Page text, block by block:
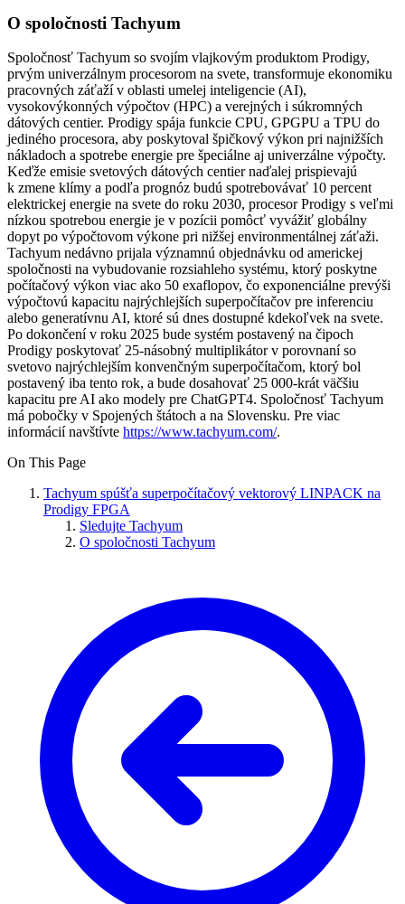
O spoločnosti Tachyum
Spoločnosť Tachyum so svojím vlajkovým produktom Prodigy,
prvým univerzálnym procesorom na svete, transformuje ekonomiku
pracovných záťaží v oblasti umelej inteligencie (AI),
vysokovýkonných výpočtov (HPC) a verejných i súkromných
dátových centier. Prodigy spája funkcie CPU, GPGPU a TPU do
jediného procesora, aby poskytoval špičkový výkon pri najnižších
nákladoch a spotrebe energie pre špeciálne aj univerzálne výpočty.
Keďže emisie svetových dátových centier naďalej prispievajú
k zmene klímy a podľa prognóz budú spotrebovávať 10 percent
elektrickej energie na svete do roku 2030, procesor Prodigy s veľmi
nízkou spotrebou energie je v pozícii pomôcť vyvážiť globálny
dopyt po výpočtovom výkone pri nižšej environmentálnej záťaži.
Tachyum nedávno prijala významnú objednávku od americkej
spoločnosti na vybudovanie rozsiahleho systému, ktorý poskytne
počítačový výkon viac ako 50 exaflopov, čo exponenciálne prevýši
výpočtovú kapacitu najrýchlejších superpočítačov pre inferenciu
alebo generatívnu AI, ktoré sú dnes dostupné kdekoľvek na svete.
Po dokončení v roku 2025 bude systém postavený na čipoch
Prodigy poskytovať 25-násobný multiplikátor v porovnaní so
svetovo najrýchlejším konvenčným superpočítačom, ktorý bol
postavený iba tento rok, a bude dosahovať 25 000-krát väčšiu
kapacitu pre AI ako modely pre ChatGPT4. Spoločnosť Tachyum
má pobočky v Spojených štátoch a na Slovensku. Pre viac
informácií navštívte https://www.tachyum.com/.
On This Page
Tachyum spúšťa superpočítačový vektorový LINPACK na
Prodigy FPGA
Sledujte Tachyum
O spoločnosti Tachyum